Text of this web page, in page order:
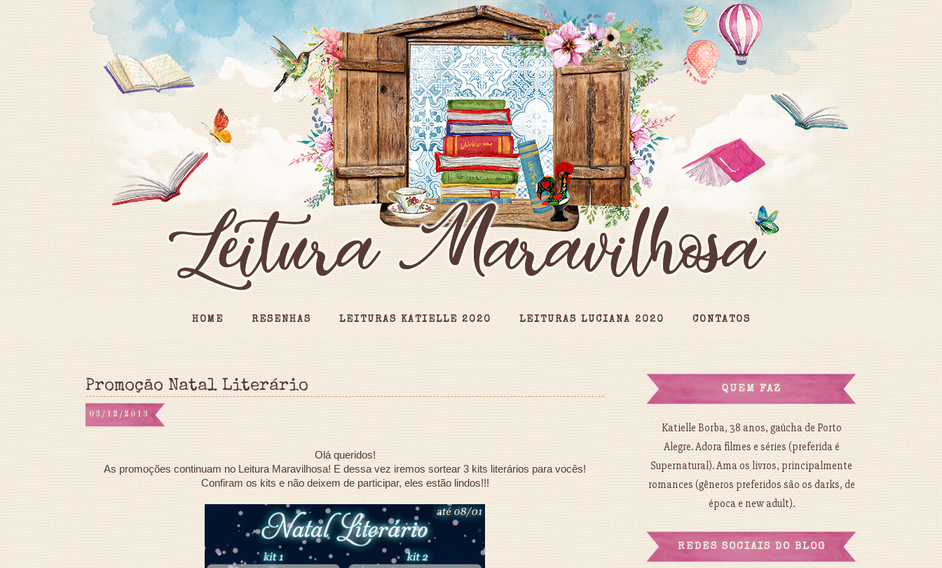
HOME RESENHAS LEITURAS KATIELLE 2020 LEITURAS LUCIANA 2020 CONTATOS
Promoção Natal Literário
03/12/2013
Olá queridos!
As promoções continuam no Leitura Maravilhosa! E dessa vez iremos sortear 3 kits literários para vocês!
Confiram os kits e não deixem de participar, eles estão lindos!!!
QUEM FAZ
Katielle Borba, 38 anos, gaúcha de Porto
Alegre. Adora filmes e séries (preferida é
Supernatural). Ama os livros, principalmente
romances (gêneros preferidos são os darks, de
época e new adult).
REDES SOCIAIS DO BLOG